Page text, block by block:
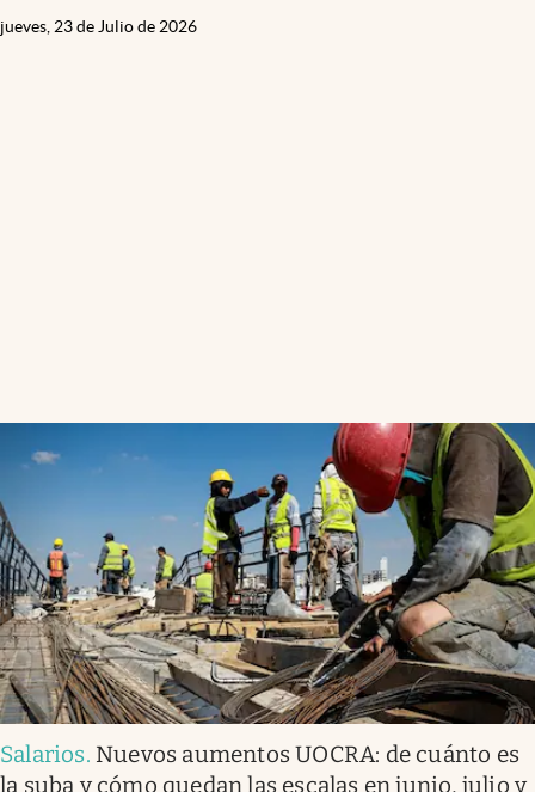
jueves, 23 de Julio de 2026
Salarios. Nuevos aumentos UOCRA: de cuánto es
la suba y cómo quedan las escalas en junio, julio y